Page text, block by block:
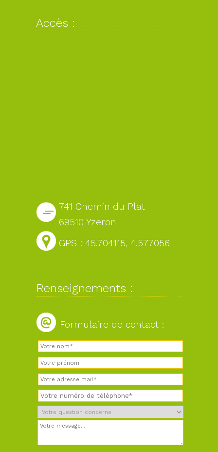
Accès :
741 Chemin du Plat
69510 Yzeron
GPS : 45.704115, 4.577056
Renseignements :
Formulaire de contact :